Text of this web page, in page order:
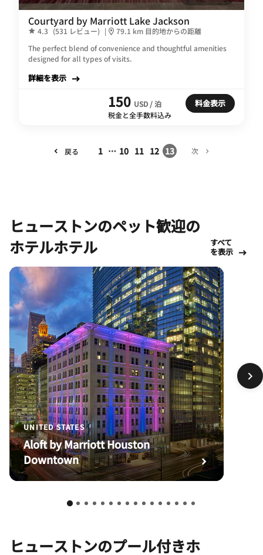
Courtyard by Marriott Lake Jackson
4.3 (531 レビュー) |
79.1 km 目的地からの距離
The perfect blend of convenience and thoughtful amenities
designed for all types of visits.
詳細を表示
150 USD / 泊
税金と全手数料込み
料金表示
戻る 1 … 10 11 12 13 次
ヒューストンのペット歓迎の
ホテルホテル
すべて
を表示
UNITED STATES
Aloft by Marriott Houston
Downtown
ヒューストンのプール付きホ